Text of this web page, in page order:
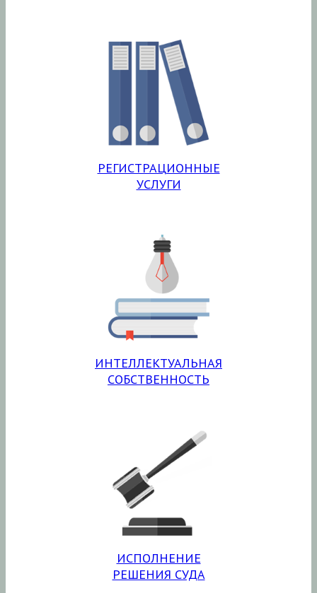
РЕГИСТРАЦИОННЫЕ
УСЛУГИ
ИНТЕЛЛЕКТУАЛЬНАЯ
СОБСТВЕННОСТЬ
ИСПОЛНЕНИЕ
РЕШЕНИЯ СУДА